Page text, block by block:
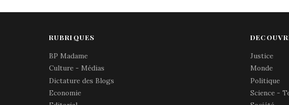
RUBRIQUES
BP Madame
Culture - Médias
Dictature des Blogs
Economie
Justice
Monde
Politique
Science -